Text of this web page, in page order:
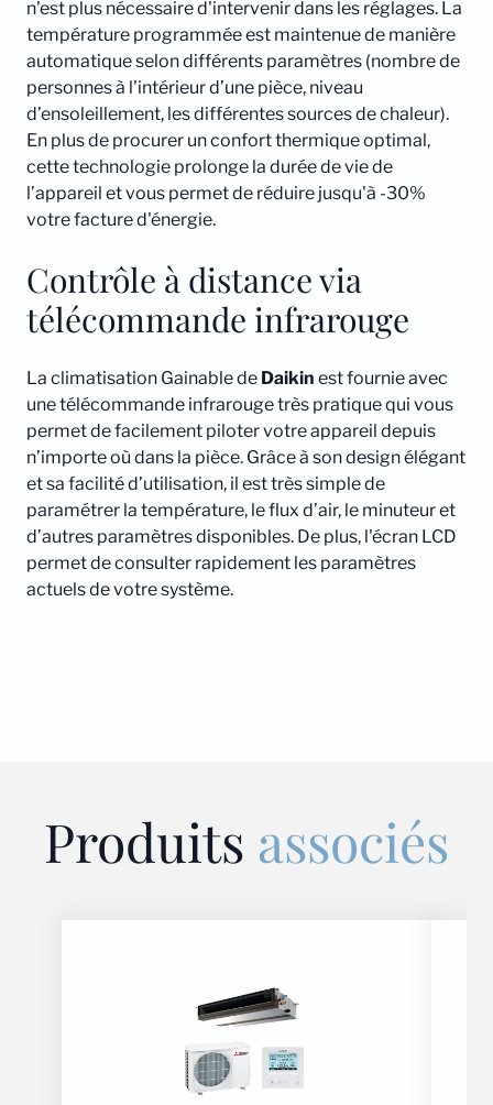
n'est plus nécessaire d'intervenir dans les réglages. La
température programmée est maintenue de manière
automatique selon différents paramètres (nombre de
personnes à l'intérieur d’une pièce, niveau
d’ensoleillement, les différentes sources de chaleur).
En plus de procurer un confort thermique optimal,
cette technologie prolonge la durée de vie de
l’appareil et vous permet de réduire jusqu'à -30%
votre facture d'énergie.
Contrôle à distance via
télécommande infrarouge
La climatisation Gainable de Daikin est fournie avec
une télécommande infrarouge très pratique qui vous
permet de facilement piloter votre appareil depuis
n’importe où dans la pièce. Grâce à son design élégant
et sa facilité d’utilisation, il est très simple de
paramétrer la température, le flux d’air, le minuteur et
d’autres paramètres disponibles. De plus, l'écran LCD
permet de consulter rapidement les paramètres
actuels de votre système.
Produits associés